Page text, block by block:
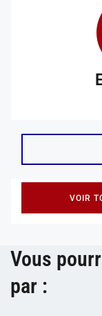
VOIR
Vous
par :